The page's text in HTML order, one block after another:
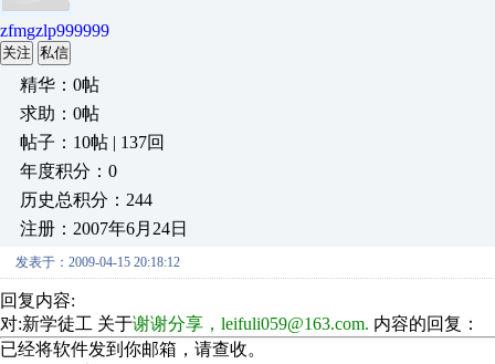
zfmgzlp999999
关注 私信
精华：0帖
求助：0帖
帖子：10帖 | 137回
年度积分：0
历史总积分：244
注册：2007年6月24日
发表于：2009-04-15 20:18:12
回复内容:
对:新学徒工 关于谢谢分享，leifuli059@163.com. 内容的回复：
已经将软件发到你邮箱，请查收。